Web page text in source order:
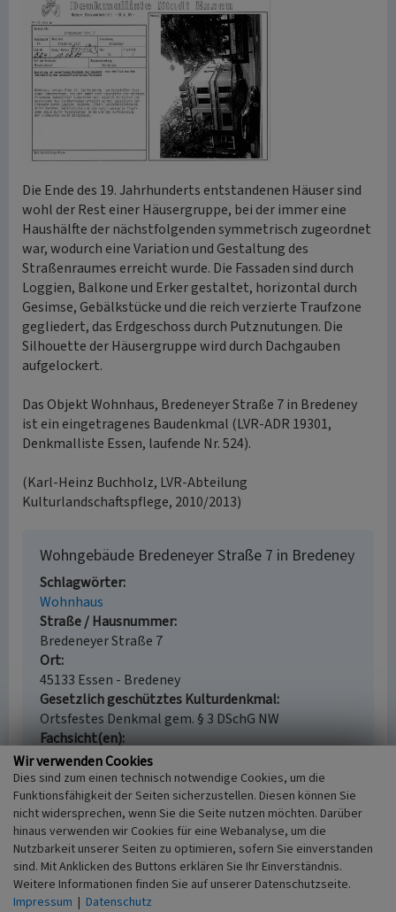
Die Ende des 19. Jahrhunderts entstandenen Häuser sind
wohl der Rest einer Häusergruppe, bei der immer eine
Haushälfte der nächstfolgenden symmetrisch zugeordnet
war, wodurch eine Variation und Gestaltung des
Straßenraumes erreicht wurde. Die Fassaden sind durch
Loggien, Balkone und Erker gestaltet, horizontal durch
Gesimse, Gebälkstücke und die reich verzierte Traufzone
gegliedert, das Erdgeschoss durch Putznutungen. Die
Silhouette der Häusergruppe wird durch Dachgauben
aufgelockert.
Das Objekt Wohnhaus, Bredeneyer Straße 7 in Bredeney
ist ein eingetragenes Baudenkmal (LVR-ADR 19301,
Denkmalliste Essen, laufende Nr. 524).
(Karl-Heinz Buchholz, LVR-Abteilung
Kulturlandschaftspflege, 2010/2013)
Wohngebäude Bredeneyer Straße 7 in Bredeney
Schlagwörter
Wohnhaus
Straße / Hausnummer
Bredeneyer Straße 7
Ort
45133 Essen - Bredeney
Gesetzlich geschütztes Kulturdenkmal
Ortsfestes Denkmal gem. § 3 DSchG NW
Fachsicht(en)
Kulturlandschaftspflege, Denkmalpflege
Erfassungsmaßstab
i.d.R. 1:5.000 (größer als 1:20.000)
Erfassungsmethode
Archivauswertung, Geländebegehung/-kartierung
Historischer Zeitraum
Beginn 1850 bis 1899
Wir verwenden Cookies
Dies sind zum einen technisch notwendige Cookies, um die
Funktionsfähigkeit der Seiten sicherzustellen. Diesen können Sie
nicht widersprechen, wenn Sie die Seite nutzen möchten. Darüber
hinaus verwenden wir Cookies für eine Webanalyse, um die
Nutzbarkeit unserer Seiten zu optimieren, sofern Sie einverstanden
sind. Mit Anklicken des Buttons erklären Sie Ihr Einverständnis.
Weitere Informationen finden Sie auf unserer Datenschutzseite.
Impressum | Datenschutz